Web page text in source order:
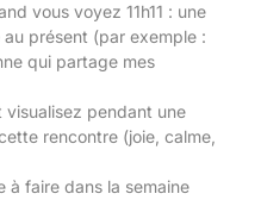
vous voyez 11h11 : une
présent (par exemple :
qui partage mes
pendant une
rencontre (joie, calme,
à faire dans la semaine